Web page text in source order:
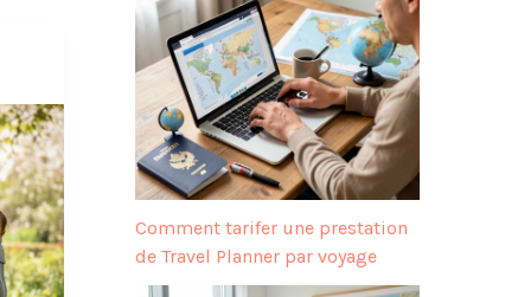
Comment tarifer une prestation
de Travel Planner par voyage